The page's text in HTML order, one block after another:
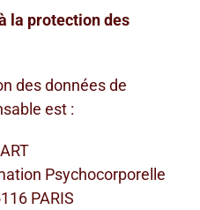
la protection des
des données de
est :
Psychocorporelle
PARIS